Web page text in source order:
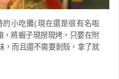
的小吃攤(現在還是很有名啦
，將蝦子現撈現烤，只要在附
，而且還不需要剝殼，拿了就